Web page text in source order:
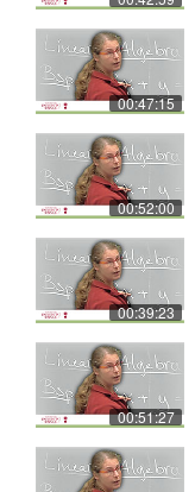
00:47:15
00:52:00
00:39:23
00:51:27